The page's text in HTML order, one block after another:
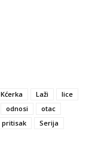
Kćerka Laži
lice
odnosi
otac
pritisak
Serija